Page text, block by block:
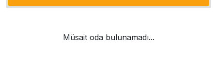
Müsait oda bulunamadı...